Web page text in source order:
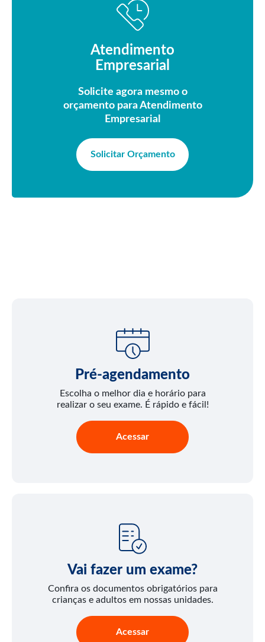
Atendimento
Empresarial
Solicite agora mesmo o
orçamento para Atendimento
Empresarial
Solicitar Orçamento
Pré-agendamento
Escolha o melhor dia e horário para
realizar o seu exame. É rápido e fácil!
Acessar
Vai fazer um exame?
Confira os documentos obrigatórios para
crianças e adultos em nossas unidades.
Acessar